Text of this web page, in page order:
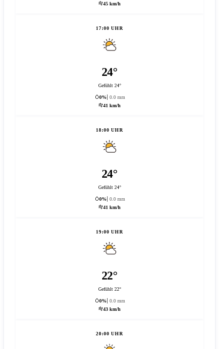
45 km/h
17:00 UHR
24°
Gefühlt 24°
0%
0.0 mm
41 km/h
18:00 UHR
24°
Gefühlt 24°
0%
0.0 mm
41 km/h
19:00 UHR
22°
Gefühlt 22°
0%
0.0 mm
43 km/h
20:00 UHR